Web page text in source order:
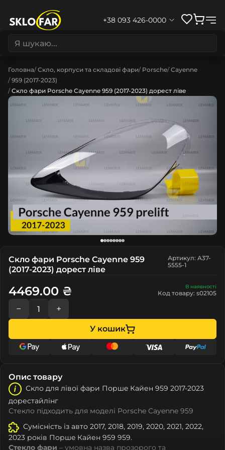
+38 093 426-0000
Головна Скло, корпуси та складові фари Porsche Cayenne
959 (2017-2023)
Скло фари Porsche Cayenne 959 (2017-2023) дорест ліве
Скло фари Porsche Cayenne 959
(2017-2023) дорест ліве
Артикул: A37-
5555-1
В наявності
Код товару: s02105
4469.00 ₴
− +
У кошик
Опис товару
Скло для лівої фари Поршe Кайен 959 2017-2023
дорестайлінг
Стекло підходить для моделі Porsche Cayenne 959
Сумісність із авто 2017, 2018, 2019, 2020, 2021, 2022,
2023 років Поршe Кайен 959 959.
Стекло фари – умовна назва прозорого та